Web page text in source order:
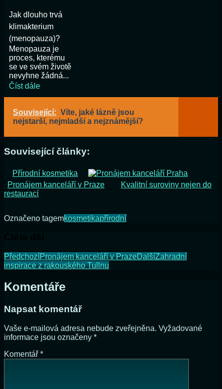
Jak dlouho trvá
klimakterium
(menopauza)?
Menopauza je
proces, kterému
se ve svém životě
nevyhne žádná...
Číst dále
Související: Víte, jaké lázně jsou
nejstarší, nejmladší a nejznámější?
Související články:
Přírodní kosmetika
Pronájem kanceláří v Praze
Kvalitní suroviny nejen do
restaurací
Označeno tagemkosmetikapřírodní
PředchozíPronájem kanceláří v PrazeDalšíZahradní
inspirace z rakouského Tullnu
Komentáře
Napsat komentář
Vaše e-mailová adresa nebude zveřejněna. Vyžadované
informace jsou označeny *
Komentář *